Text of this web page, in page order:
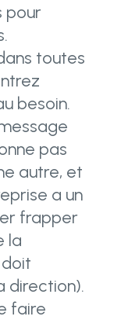
pour
toutes
besoin.
pas
autre, et
a un
frapper
la
direction).
faire